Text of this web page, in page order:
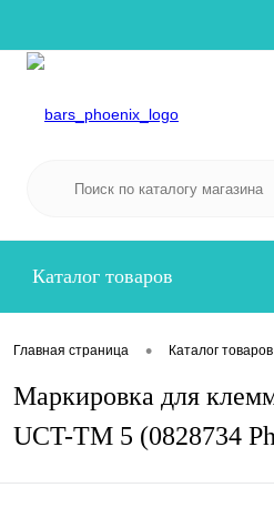
Каталог товаров
Главная страница • Каталог товаров
Маркировка для
UCT-TM 5 (0828734